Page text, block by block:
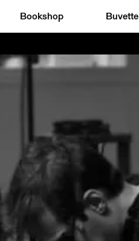
Bookshop Buvette